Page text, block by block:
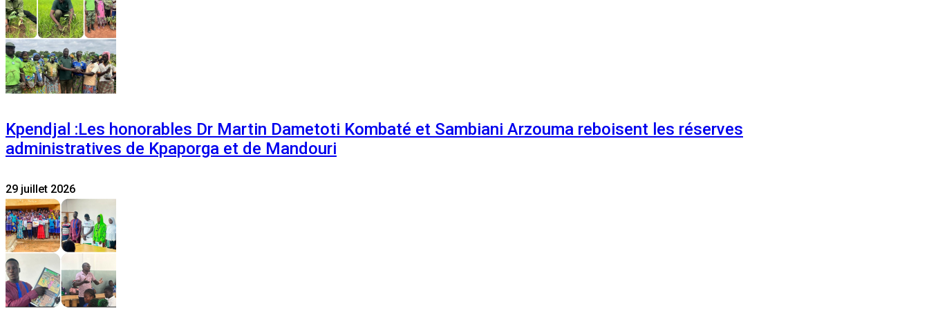
Kpendjal :Les honorables Dr Martin Dametoti Kombaté et Sambiani Arzouma reboisent les réserves
administratives de Kpaporga et de Mandouri
29 juillet 2026